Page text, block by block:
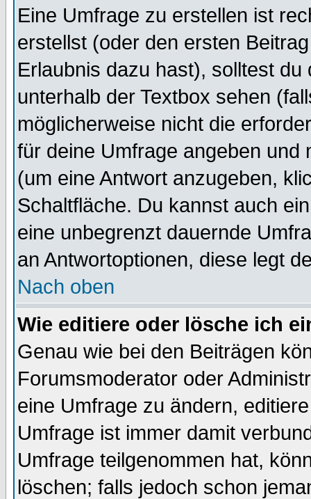
Eine Umfrage zu erstellen ist
erstellst (oder den ersten
Erlaubnis dazu hast), solltest
unterhalb der Textbox sehen
möglicherweise nicht die
für deine Umfrage angeben und
(um eine Antwort anzugeben,
Schaltfläche. Du kannst auch
eine unbegrenzt dauernde
an Antwortoptionen, diese legt
Nach oben
Wie editiere oder lösche ich
Genau wie bei den Beiträgen
Forumsmoderator oder
eine Umfrage zu ändern,
Umfrage ist immer damit
Umfrage teilgenommen hat,
löschen; falls jedoch schon